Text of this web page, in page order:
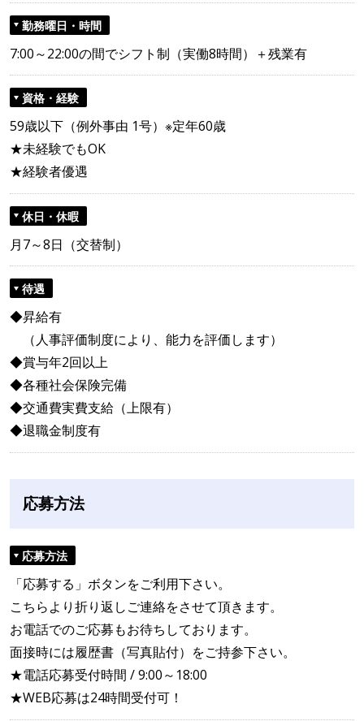
勤務曜日・時間
7:00～22:00の間でシフト制（実働8時間）＋残業有
資格・経験
59歳以下（例外事由 1号）※定年60歳
★未経験でもOK
★経験者優遇
休日・休暇
月7～8日（交替制）
待遇
◆昇給有
（人事評価制度により、能力を評価します）
◆賞与年2回以上
◆各種社会保険完備
◆交通費実費支給（上限有）
◆退職金制度有
応募方法
応募方法
「応募する」ボタンをご利用下さい。
こちらより折り返しご連絡をさせて頂きます。
お電話でのご応募もお待ちしております。
面接時には履歴書（写真貼付）をご持参下さい。
★電話応募受付時間 / 9:00～18:00
★WEB応募は24時間受付可！